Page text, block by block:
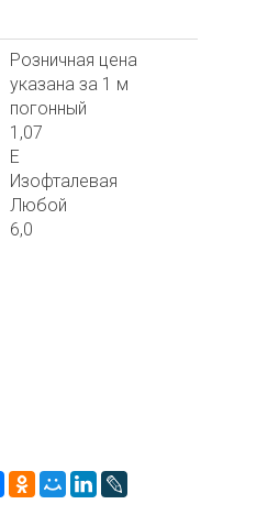
Розничная цена
указана за 1 м
погонный
1,07
Е
Изофталевая
Любой
6,0